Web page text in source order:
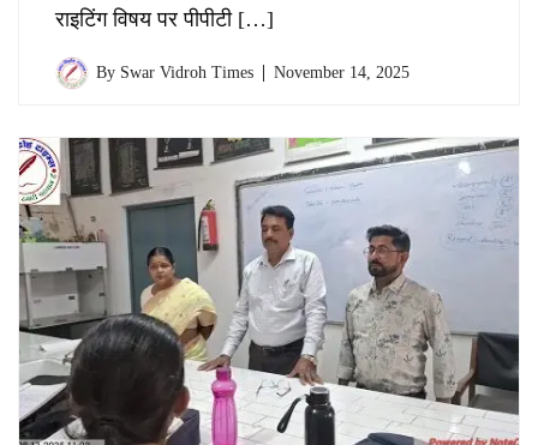
राइटिंग विषय पर पीपीटी […]
By Swar Vidroh Times November 14, 2025